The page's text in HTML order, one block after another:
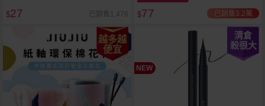
$27 已銷售1,476 $77 已銷售3.2萬
越多越
便宜
NEW
清倉
殺很大